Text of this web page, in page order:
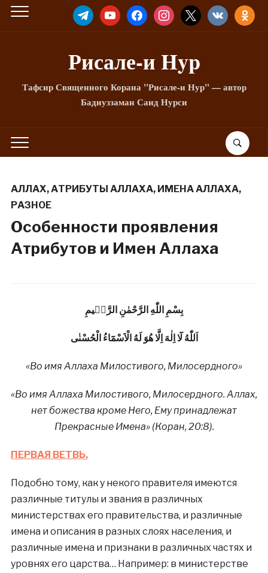
TELEGRAMYOUTUBEFACEBOOKINSTAGRAM
X VKONTAKTE
Рисале-и Hyp
Тафсир Священного Корана "Рисале-и Нур" — автор
Бадиуззаман Саид Нурси
АЛЛАХ,АТРИБУТЫ АЛЛАХА, ИМЕНА АЛЛАХА,
РАЗНОЕ
Особенности проявления
Атрибутов и Имен Аллаха
بِسْمِ اللّٰهِ الرَّحْمٰنِ الرَّحٖيمِ
اَللّٰهُ لَٓا اِلٰهَ اِلَّا هُوَ لَهُ الْاَسْمَٓاءُ الْحُسْنٰى
«Во имя Аллаха Милостивого, Милосердного»
«Во имя Аллаха Милостивого, Милосердного. Аллах,
нет божества кроме Него, Ему принадлежат
Прекрасные Имена» (Коран, 20:8).
ПЕРВАЯ ВЕТВЬ.
Подобно тому, как у некого правителя имеются
различные титулы и звания в различных
министерствах его правительства, и различные
имена и описания в разных слоях населения, и
различные имена и признаки в различных частях и
уровнях его царства… Например: в министерстве